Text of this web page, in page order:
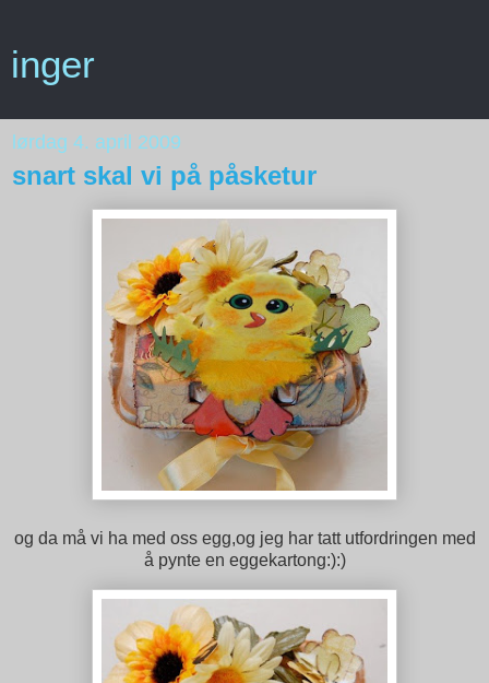
inger
lørdag 4. april 2009
snart skal vi på påsketur
og da må vi ha med oss egg,og jeg har tatt utfordringen med
å pynte en eggekartong:):)